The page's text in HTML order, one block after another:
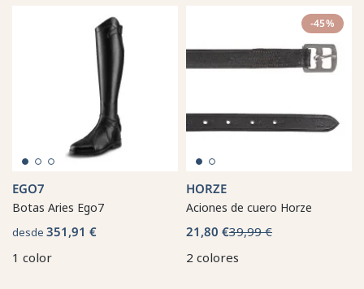
EGO7
Botas Aries Ego7
desde 351,91 €
1 color
-45%
HORZE
Aciones de cuero Horze
21,80 €39,99 €
2 colores